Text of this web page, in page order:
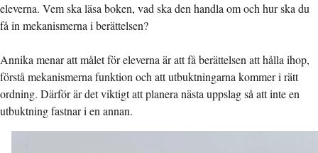
eleverna. Vem ska läsa boken, vad ska den handla om och hur ska du
få in mekanismerna i berättelsen?
Annika menar att målet för eleverna är att få berättelsen att hålla ihop,
förstå mekanismerna funktion och att utbuktningarna kommer i rätt
ordning. Därför är det viktigt att planera nästa uppslag så att inte en
utbuktning fastnar i en annan.